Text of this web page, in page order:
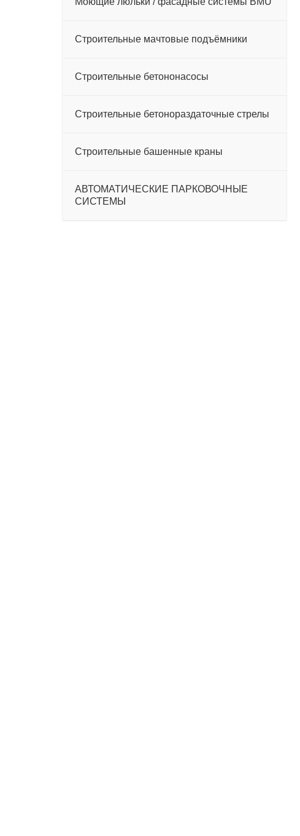
Строительные мачтовые подъёмники
–
Строительные бетононасосы
–
Строительные бетонораздаточные стрелы
–
Строительные башенные краны
АВТОМАТИЧЕСКИЕ ПАРКОВОЧНЫЕ
СИСТЕМЫ
–